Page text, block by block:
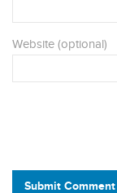
Website (optional)
Submit Comment